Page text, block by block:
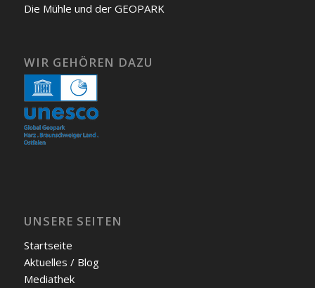
Die Müh­le und der GEOPARK
WIR GEHÖREN DAZU
UNSERE SEITEN
Start­sei­te
Aktu­el­les / Blog
Media­thek